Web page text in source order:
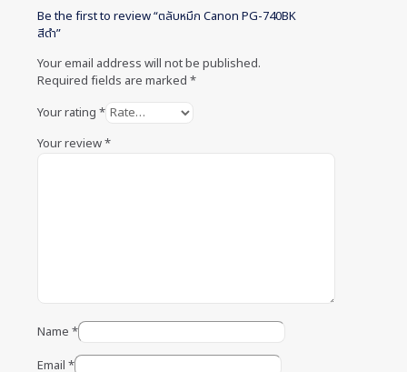
Be the first to review “ตลับหมึก Canon PG-740BK
สีดำ”
Your email address will not be published.
Required fields are marked *
Your rating *
Your review*
Name *
Email *